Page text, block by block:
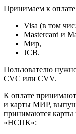
Принимаем к оплате
Visa (в том
Masterсard и
Мир,
JCB.
Пользователю
CVC или CVV.
К оплате
и карты МИР,
принимаются карты
«НСПК»: